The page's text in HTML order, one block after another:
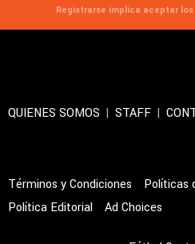
Registrarse implica aceptar los
QUIENES SOMOS | STAFF |
Términos y Condiciones
Políticas
Política Editorial
Ad Choices